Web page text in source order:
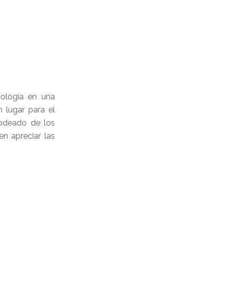
en una
lugar para el
de los
apreciar las